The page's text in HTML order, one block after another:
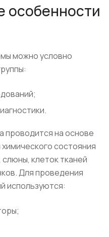
особенности
можно условно
проводится на основе
состояния
клеток тканей
Для проведения
используются: